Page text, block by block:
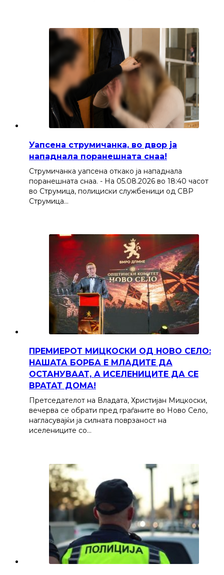
Уапсена струмичанка, во двор ја
нападнала поранешната снаа!
Струмичанка уапсена откако ја нападнала
поранешната снаа. - На 05.08.2026 во 18:40 часот
во Струмица, полициски службеници од СВР
Струмица…
ПРЕМИЕРОТ МИЦКОСКИ ОД НОВО СЕЛО:
НАШАТА БОРБА Е МЛАДИТЕ ДА
ОСТАНУВААТ, А ИСЕЛЕНИЦИТЕ ДА СЕ
ВРАТАТ ДОМА!
Претседателот на Владата, Христијан Мицкоски,
вечерва се обрати пред граѓаните во Ново Село,
нагласувајќи ја силната поврзаност на
иселениците со…